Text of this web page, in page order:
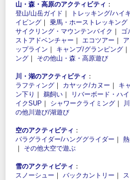
山・森・高原のアクティビティ ：
登山/山岳ガイド ｜ トレッキング/ハイ
イビング ｜ 乗馬・ホーストレッキング
サイクリング・マウンテンバイク ｜ ゴ
ストアドベンチャー ｜ エコツアー ｜
ップライン ｜ キャンプ/グランピング ｜
ング ｜ その他山・森・高原遊び
川・湖のアクティビティ ：
ラフティング ｜ カヤック/カヌー ｜ キ
ン下り ｜ 鵜飼い ｜ リバーボード・ハ
イクSUP ｜ シャワークライミング ｜
の他川遊び/湖遊び
空のアクティビティ ：
パラグライダー/ハンググライダー ｜
｜ その他大空で遊ぶ
雪のアクティビティ ：
スノーシュー ｜ バックカントリー ｜